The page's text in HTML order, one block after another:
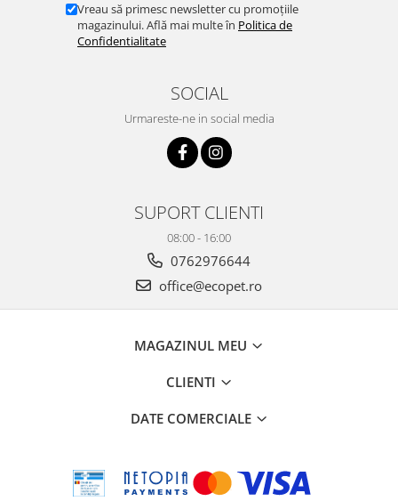
Vreau să primesc newsletter cu promoțiile
magazinului. Află mai multe în Politica de
Confidentialitate
SOCIAL
Urmareste-ne in social media
SUPORT CLIENTI
08:00 - 16:00
0762976644
office@ecopet.ro
MAGAZINUL MEU
CLIENTI
DATE COMERCIALE